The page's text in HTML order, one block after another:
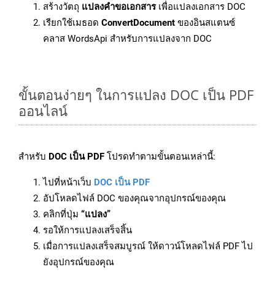
สร้างวัตถุ แปลงคำขอเอกสารเพื่อแปลงเอกสาร DOC
เรียกใช้เมธอด ConvertDocument ของอินสแตนซ์
คลาส WordsApi สำหรับการแปลงจาก DOC
ขั้นตอนง่ายๆ ในการแปลง DOC เป็น PDF
ออนไลน์
สำหรับ DOC เป็น PDF โปรดทำตามขั้นตอนเหล่านี้:
ไปที่หน้าเว็บ DOC เป็น PDF
อัปโหลดไฟล์ DOC ของคุณจากอุปกรณ์ของคุณ
คลิกที่ปุ่ม “แปลง”
รอให้การแปลงเสร็จสิ้น
เมื่อการแปลงเสร็จสมบูรณ์ ให้ดาวน์โหลดไฟล์ PDF ไป
ยังอุปกรณ์ของคุณ